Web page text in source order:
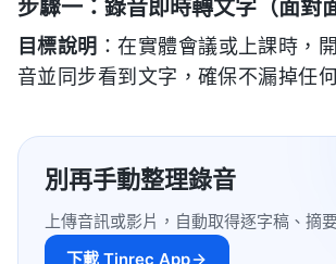
步驟一：錄音即時轉文字（面對
目標說明 ：在實體會議或上課時，
音並同步看到文字，確保不漏掉任
別再手動整理錄音
上傳音訊或影片，自動取得逐字稿、摘
下載 Tinrec App